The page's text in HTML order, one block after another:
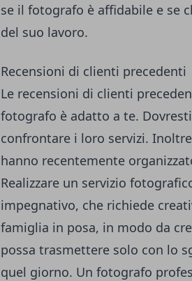
se il fotografo è affidabile e se
del suo lavoro.
Recensioni di clienti precedenti
Le recensioni di clienti
fotografo è adatto a te.
confrontare i loro servizi.
hanno recentemente
Realizzare un servizio
impegnativo, che richiede
famiglia in posa, in modo da
possa trasmettere solo con lo
quel giorno. Un fotografo